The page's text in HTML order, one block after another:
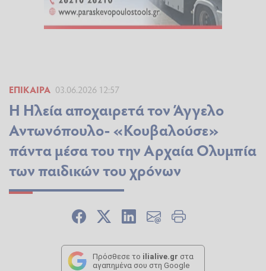
ΕΠΊΚΑΙΡΑ 03.06.2026 12:57
Η Ηλεία αποχαιρετά τον Άγγελο
Αντωνόπουλο- «Κουβαλούσε»
πάντα μέσα του την Αρχαία Ολυμπία
των παιδικών του χρόνων
Πρόσθεσε το ilialive.gr στα
αγαπημένα σου στη Google